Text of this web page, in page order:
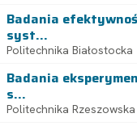
Badania
syst...
Politechnika Białostocka
Badania
s...
Politechnika Rzeszowska